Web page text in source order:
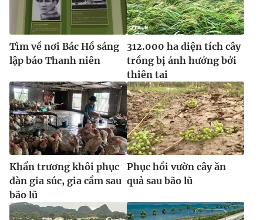
Tìm về nơi Bác Hồ sáng
lập báo Thanh niên
312.000 ha diện tích cây
trồng bị ảnh hưởng bởi
thiên tai
Khẩn trương khôi phục
đàn gia súc, gia cầm sau
bão lũ
Phục hồi vườn cây ăn
quả sau bão lũ